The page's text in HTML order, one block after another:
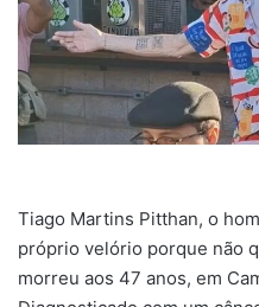
Tiago Martins Pitthan, o
próprio velório porque não
morreu aos 47 anos, em